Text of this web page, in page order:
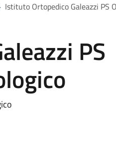
Istituto Ortopedico Galeazzi PS
PS